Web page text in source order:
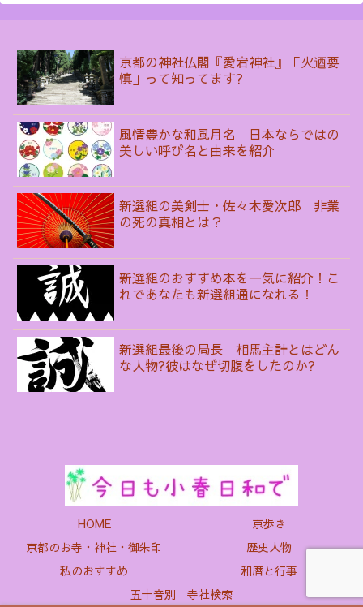
京都の神社仏閣『愛宕神社』「火迺要
慎」って知ってます?
風情豊かな和風月名 日本ならではの
美しい呼び名と由来を紹介
新選組の美剣士・佐々木愛次郎 非業
の死の真相とは？
新選組のおすすめ本を一気に紹介！こ
れであなたも新選組通になれる！
新選組最後の局長 相馬主計とはどん
な人物?彼はなぜ切腹をしたのか?
HOME
京歩き
京都のお寺・神社・御朱印
歴史人物
私のおすすめ
和暦と行事
五十音別 寺社検索